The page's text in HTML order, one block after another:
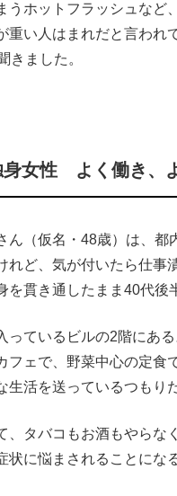
うホットフラッシュなど
重い人はまれだと言われ
ました。
女性 よく働き、
（仮名・48歳）は、都
れど、気が付いたら仕事
を貫き通したまま40代後
ているビルの2階にあ
フェで、野菜中心の定
生活を送っているつもり
、タバコもお酒もやら
状に悩まされることにな